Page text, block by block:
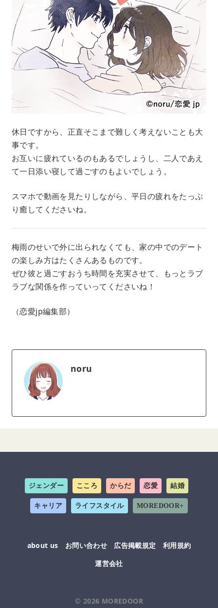
休日ですから、正直そこまで難しく考えないことも大
事です。
お互いに疲れているのもあるでしょうし、二人であえ
て一日添い寝して過ごすのもよいでしょう。
スマホで動画を見たりしながら、平日の疲れをたっぷ
り癒してくださいね。
梅雨のせいで外に出られなくても、家の中でのデート
の楽しみ方はたくさんあるものです。
ぜひ彼と過ごすおうち時間を充実させて、もっとラブ
ラブな関係を作っていってくださいね！
（恋愛jp編集部）
noru
ジェンダー こころ からだ 恋愛 結婚
キャリア ライフスタイル MOREDOOR+
about us お問い合わせ 広告掲載規定
利用規約
運営会社
© 2026 MOREDOOR